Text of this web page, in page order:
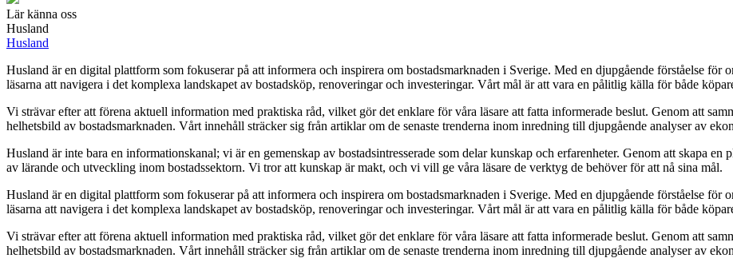
Lär känna oss
Husland
Husland
Husland är en digital plattform som fokuserar på att informera och inspirera om bostadsmarknaden i Sverige. Med en djupgående förståelse för
läsarna att navigera i det komplexa landskapet av bostadsköp, renoveringar och investeringar. Vårt mål är att vara en pålitlig källa för både
Vi strävar efter att förena aktuell information med praktiska råd, vilket gör det enklare för våra läsare att fatta informerade beslut. Genom att
helhetsbild av bostadsmarknaden. Vårt innehåll sträcker sig från artiklar om de senaste trenderna inom inredning till djupgående analyser av
Husland är inte bara en informationskanal; vi är en gemenskap av bostadsintresserade som delar kunskap och erfarenheter. Genom att skapa
av lärande och utveckling inom bostadssektorn. Vi tror att kunskap är makt, och vi vill ge våra läsare de verktyg de behöver för att nå sina mål.
Husland är en digital plattform som fokuserar på att informera och inspirera om bostadsmarknaden i Sverige. Med en djupgående förståelse för
läsarna att navigera i det komplexa landskapet av bostadsköp, renoveringar och investeringar. Vårt mål är att vara en pålitlig källa för både
Vi strävar efter att förena aktuell information med praktiska råd, vilket gör det enklare för våra läsare att fatta informerade beslut. Genom att
helhetsbild av bostadsmarknaden. Vårt innehåll sträcker sig från artiklar om de senaste trenderna inom inredning till djupgående analyser av